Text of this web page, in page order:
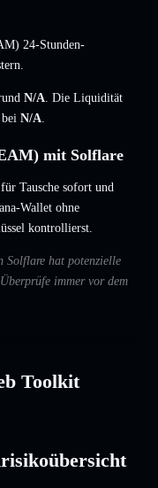
24-Stunden-
N/A. Die Liquidität
N/A.
mit Solflare
Tausche sofort und
Wallet ohne
kontrollierst.
Solflare hat potenzielle
immer vor dem
Toolkit